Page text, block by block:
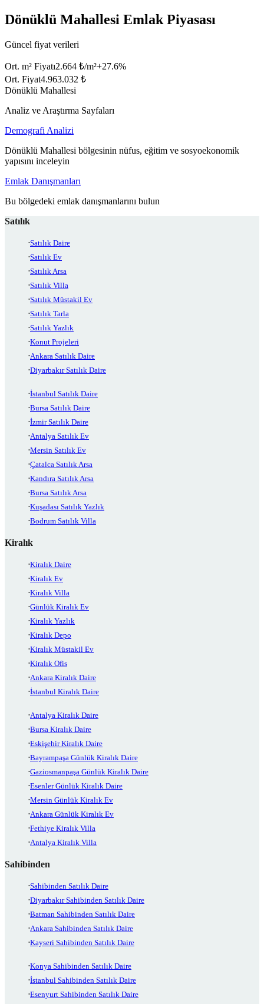
Dönüklü Mahallesi Emlak Piyasası
Güncel fiyat verileri
Ort. m² Fiyatı2.664 ₺/m²+27.6%
Ort. Fiyat4.963.032 ₺
Dönüklü Mahallesi
Analiz ve Araştırma Sayfaları
Demografi Analizi
Dönüklü Mahallesi bölgesinin nüfus, eğitim ve sosyoekonomik
yapısını inceleyin
Emlak Danışmanları
Bu bölgedeki emlak danışmanlarını bulun
Satılık
Satılık Daire
Satılık Ev
Satılık Arsa
Satılık Villa
Satılık Müstakil Ev
Satılık Tarla
Satılık Yazlık
Konut Projeleri
Ankara Satılık Daire
Diyarbakır Satılık Daire
İstanbul Satılık Daire
Bursa Satılık Daire
İzmir Satılık Daire
Antalya Satılık Ev
Mersin Satılık Ev
Çatalca Satılık Arsa
Kandıra Satılık Arsa
Bursa Satılık Arsa
Kuşadası Satılık Yazlık
Bodrum Satılık Villa
Kiralık
Kiralık Daire
Kiralık Ev
Kiralık Villa
Günlük Kiralık Ev
Kiralık Yazlık
Kiralık Depo
Kiralık Müstakil Ev
Kiralık Ofis
Ankara Kiralık Daire
İstanbul Kiralık Daire
Antalya Kiralık Daire
Bursa Kiralık Daire
Eskişehir Kiralık Daire
Bayrampaşa Günlük Kiralık Daire
Gaziosmanpaşa Günlük Kiralık Daire
Esenler Günlük Kiralık Daire
Mersin Günlük Kiralık Ev
Ankara Günlük Kiralık Ev
Fethiye Kiralık Villa
Antalya Kiralık Villa
Sahibinden
Sahibinden Satılık Daire
Diyarbakır Sahibinden Satılık Daire
Batman Sahibinden Satılık Daire
Ankara Sahibinden Satılık Daire
Kayseri Sahibinden Satılık Daire
Konya Sahibinden Satılık Daire
İstanbul Sahibinden Satılık Daire
Esenyurt Sahibinden Satılık Daire